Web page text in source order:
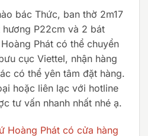
bác Thức, ban thờ 2m17
P22cm và 2 bát
Phát có thể chuyển
cục Viettel, nhận hàng
có thể yên tâm đặt hàng.
hoặc liên lạc với hotline
tư vấn nhanh nhất nhé ạ.
Hoàng Phát có cửa hàng